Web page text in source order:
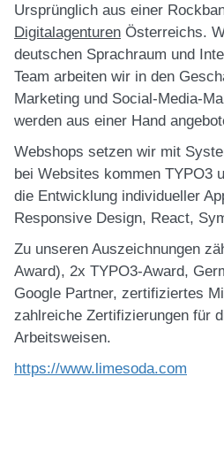
Ursprünglich aus einer
Digitalagenturen Österreichs.
deutschen Sprachraum und
Team arbeiten wir in den
Marketing und Social-Media-
werden aus einer Hand
Webshops setzen wir mit
bei Websites kommen TYPO3
die Entwicklung individueller
Responsive Design, React,
Zu unseren Auszeichnungen
Award), 2x TYPO3-Award,
Google Partner, zertifiziertes
zahlreiche Zertifizierungen für
Arbeitsweisen.
https://www.limesoda.com